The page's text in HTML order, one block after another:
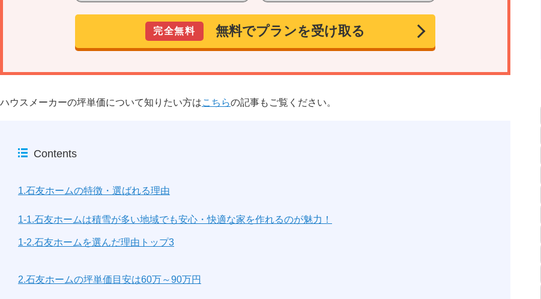
完全無料 無料でプランを受け取る
ハウスメーカーの坪単価について知りたい方はこちらの記事もご覧ください。
Contents
1.石友ホームの特徴・選ばれる理由
1-1.石友ホームは積雪が多い地域でも安心・快適な家を作れるのが魅力！
1-2.石友ホームを選んだ理由トップ3
2.石友ホームの坪単価目安は60万～90万円